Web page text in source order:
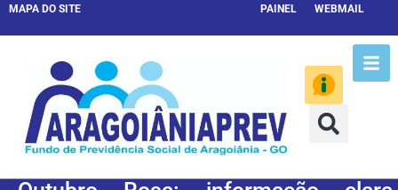
MAPA DO SITE PAINEL WEBMAIL